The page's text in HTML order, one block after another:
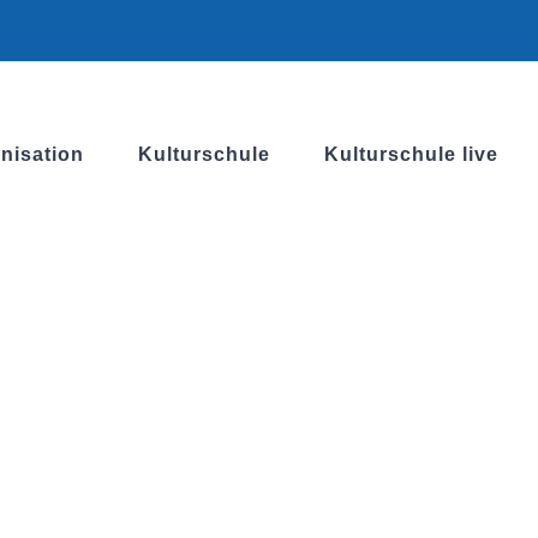
Kulturschule Kulturschule live